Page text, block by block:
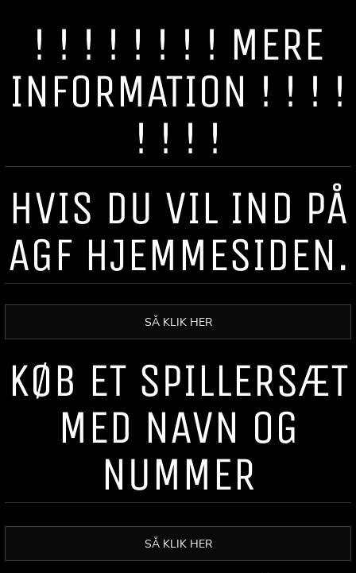
! ! ! ! ! ! ! ! MERE
INFORMATION ! ! ! !
! ! ! !
HVIS DU VIL IND PÅ
AGF HJEMMESIDEN.
SÅ KLIK HER
KØB ET SPILLERSÆT
MED NAVN OG
NUMMER
SÅ KLIK HER